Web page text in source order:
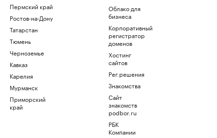
Пермский край
Ростов-на-Дону
Татарстан
Тюмень
Черноземье
Кавказ
Карелия
Мурманск
Приморский
край
Облако для
бизнеса
Корпоративный
регистратор
доменов
Хостинг
сайтов
Рег.решения
Знакомства
Сайт
знакомств
podbor.ru
РБК
Компании